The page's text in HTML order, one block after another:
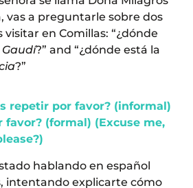
vas a preguntarle sobre dos
en Comillas: “¿dónde
?” and “¿dónde está la
?”
repetir por favor? (informal)
(formal) (Excuse me,
hablando en español
intentando explicarte cómo